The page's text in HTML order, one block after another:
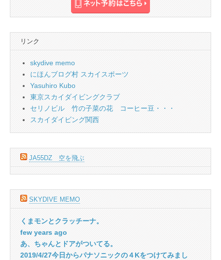
リンク
skydive memo
にほんブログ村 スカイスポーツ
Yasuhiro Kubo
東京スカイダイビングクラブ
セリノビル 竹の子菜の花 コーヒー豆・・・
スカイダイビング関西
JA55DZ 空を飛ぶ
SKYDIVE MEMO
くまモンとクラッチーナ。
few years ago
あ、ちゃんとドアがついてる。
2019/4/27今日からパナソニックの４Kをつけてみまし